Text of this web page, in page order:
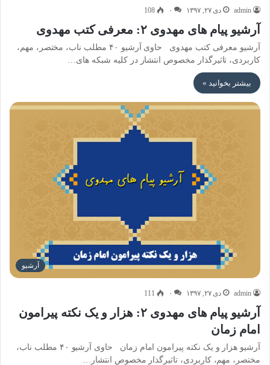
admin دی ۲۷, ۱۳۹۷ ۰ 108
آرشیو پیام های مهدوی ۲: معرفی کتب مهدوی
آرشیو معرفی کتب مهدوی حاوی آرشیو ۴۰ مطلب ناب، مختصر، مهم،
کاربردی، تاثیرگذار مخصوص انتشار در کلیه شبکه های…
بیشتر بخوانید »
آرشیو
admin دی ۲۷, ۱۳۹۷ ۰ 111
آرشیو پیام های مهدوی ۲: هزار و یک نکته پیرامون
امام زمان
آرشیو هزار و یک نکته پیرامون امام زمان حاوی آرشیو ۴۰ مطلب ناب،
مختصر، مهم، کاربردی، تاثیرگذار مخصوص انتشار…